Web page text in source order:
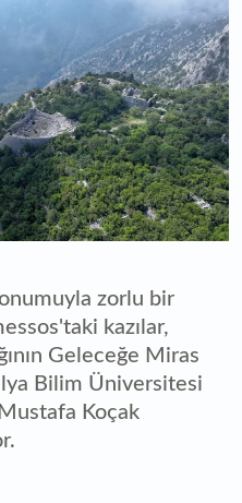
zorlu bir
kazılar,
Geleceğe Miras
Bilim Üniversitesi
Koçak